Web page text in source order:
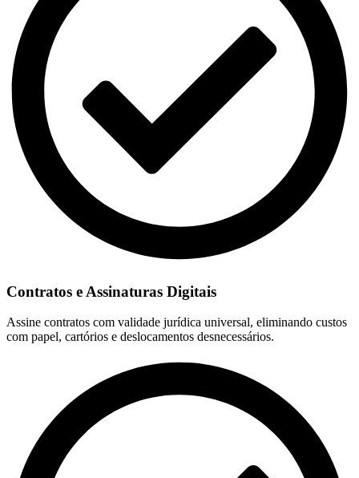
Contratos e Assinaturas Digitais
Assine contratos com validade jurídica universal, eliminando custos
com papel, cartórios e deslocamentos desnecessários.